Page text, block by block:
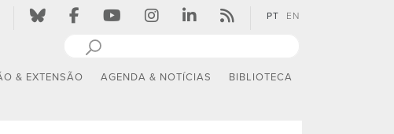
PT EN
& EXTENSÃO AGENDA & NOTÍCIAS BIBLIOTECA